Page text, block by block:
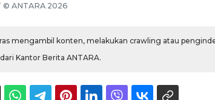
© ANTARA 2026
mengambil konten, melakukan crawling atau
Kantor Berita ANTARA.